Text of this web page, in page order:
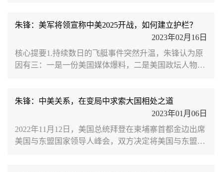
问美国，与拜登总统会晤后发表联合声明称“全球进入
了战略竞争时代”。这一提法意味着华盛顿不仅要将“战
略竞争”强加给中国，更是企图强加给世界。竞争是社
会生活的常态，竞争更是人类进步的动力。但在美国的
朱锋：美军将领宣称中美2025开战，如何建立护栏？
2023年02月16日
核心提要1.持续数日的飞艇事件突然升温，朱锋认为原
因有三：一是一份美国媒体爆料，二是美国政坛人物的
定后的判断和结论。如果进一步放大“中国威胁”，将是
酿成中美新对抗的危险前兆。对此，我们一方面要坚决
斗争，另一方面中美关系不能被美国政客的私利和情绪
化行动牵着鼻子走。2. 飞艇事件凸显出中美建好“护栏”
朱锋：中美关系，在变局中求索大国相处之道
2023年01月06日
2022年11月12日，美国总统拜登在柬埔寨首都金边出席
美国与东盟国家领导人峰会，双方决定将美国与东盟关